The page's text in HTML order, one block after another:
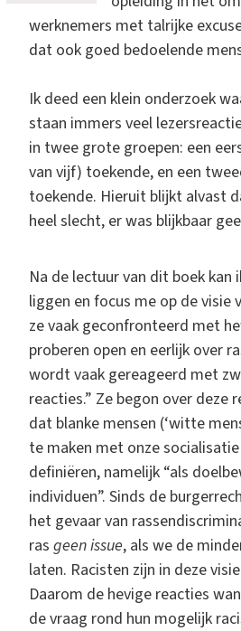
werknemers met talrijke
dat ook goed bedoelende
Ik deed een klein onderzoek
staan immers veel
in twee grote groepen: een
van vijf) toekende, en een
toekende. Hieruit blijkt alvast
heel slecht, er was blijkbaar
Na de lectuur van dit boek
liggen en focus me op de visie
ze vaak geconfronteerd met
proberen open en eerlijk over
wordt vaak gereageerd met
reacties.” Ze begon over
dat blanke mensen (‘witte
te maken met onze
definiëren, namelijk “als
individuen”. Sinds de
het gevaar van
ras geen issue, als we de
laten. Racisten zijn in deze
Daarom de hevige reacties
de vraag rond hun mogelijk